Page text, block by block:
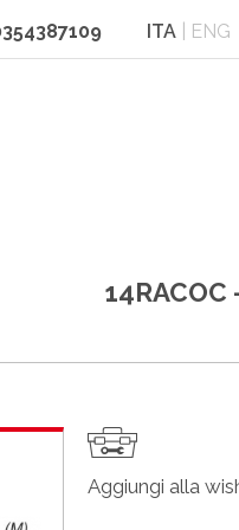
ITA| ENG
14RACOC
Aggiungi alla